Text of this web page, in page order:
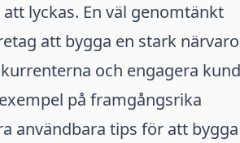
lyckas. En väl genomtänkt
att bygga en stark
och engagera
på framgångsrika
användbara tips för att